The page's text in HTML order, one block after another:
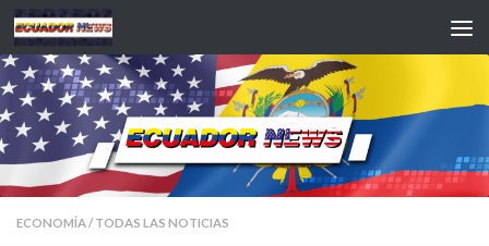
Saltar al contenido
ECONOMÍA/ TODAS LAS NOTICIAS